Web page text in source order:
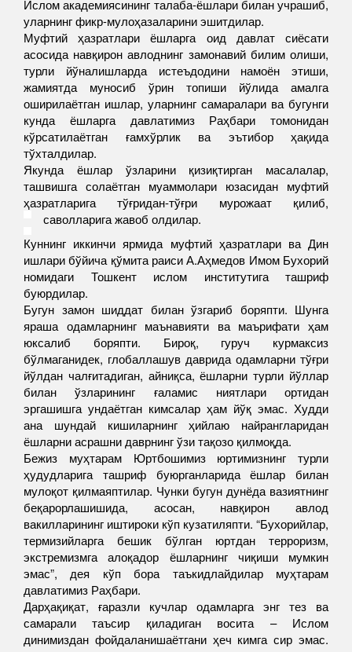
Ислом академиясининг талаба-ёшлари билан учрашиб,
уларнинг фикр-мулоҳазаларини эшитдилар.
Муфтий ҳазратлари ёшларга оид давлат сиёсати
асосида навқирон авлоднинг замонавий билим олиши,
турли йўналишларда истеъдодини намоён этиши,
жамиятда муносиб ўрин топиши йўлида амалга
оширилаётган ишлар, уларнинг самаралари ва бугунги
кунда ёшларга давлатимиз Раҳбари томонидан
кўрсатилаётган ғамхўрлик ва эътибор ҳақида
тўхталдилар.
Якунда ёшлар ўзларини қизиқтирган масалалар,
ташвишга солаётган муаммолари юзасидан муфтий
ҳазратларига тўғридан-тўғри мурожаат қилиб,
саволларига жавоб олдилар.
Куннинг иккинчи ярмида муфтий ҳазратлари ва Дин
ишлари бўйича қўмита раиси А.Аҳмедов Имом Бухорий
номидаги Тошкент ислом институтига ташриф
буюрдилар.
Бугун замон шиддат билан ўзгариб боряпти. Шунга
яраша одамларнинг маънавияти ва маърифати ҳам
юксалиб боряпти. Бироқ, гуруч курмаксиз
бўлмаганидек, глобаллашув даврида одамларни тўғри
йўлдан чалғитадиган, айниқса, ёшларни турли йўллар
билан ўзларининг ғаламис ниятлари ортидан
эргашишга ундаётган кимсалар ҳам йўқ эмас. Худди
ана шундай кишиларнинг ҳийлаю найрангларидан
ёшларни асрашни даврнинг ўзи тақозо қилмоқда.
Бежиз муҳтарам Юртбошимиз юртимизнинг турли
ҳудудларига ташриф буюрганларида ёшлар билан
мулоқот қилмаяптилар. Чунки бугун дунёда вазиятнинг
беқарорлашишида, асосан, навқирон авлод
вакилларининг иштироки кўп кузатиляпти. “Бухорийлар,
термизийларга бешик бўлган юртдан терроризм,
экстремизмга алоқадор ёшларнинг чиқиши мумкин
эмас”, дея кўп бора таъкидлайдилар муҳтарам
давлатимиз Раҳбари.
Дарҳақиқат, ғаразли кучлар одамларга энг тез ва
самарали таъсир қиладиган восита – Ислом
динимиздан фойдаланишаётгани ҳеч кимга сир эмас.